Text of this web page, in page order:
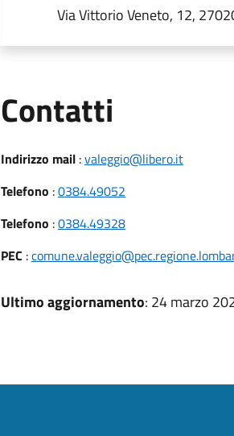
Via Vittorio Veneto, 12,
Contatti
Indirizzo mail:valeggio@libero.it
Telefono :0384.49052
Telefono :0384.49328
PEC :
Ultimo aggiornamento: 24 marzo